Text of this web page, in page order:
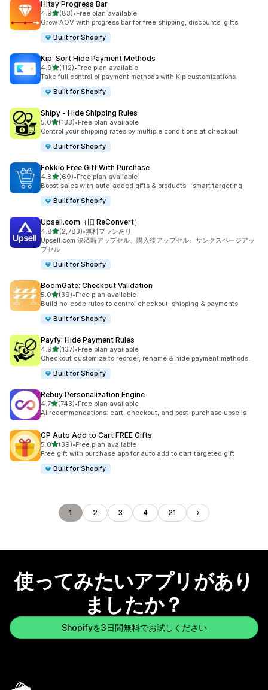
Hitsy Progress Bar
4.95つ星中
(83)
合計レビュー数：83件
•Free plan available
Grow AOV with progress bar for free shipping, discounts, gifts
Built for Shopify
Kip: Sort Hide Payment Methods
4.95つ星中
(112)
合計レビュー数：112件
•Free plan available
Take full control of payment methods with Kip customizations.
Built for Shopify
Shipy ‑ Hide Shipping Rules
5.05つ星中
(133)
合計レビュー数：133件
•Free plan available
Control your shipping rates by multiple conditions at checkout
Built for Shopify
Fokkio Free Gift With Purchase
4.85つ星中
(69)
合計レビュー数：69件
•Free plan available
Boost sales with auto-added gifts & products - smart targeting
Built for Shopify
Upsell.com（旧 ReConvert）
4.85つ星中
(2,783)
合計レビュー数：2783件
•無料プランあり
Upsell.com 決済時アップセル、購入後アップセル、サンクスページアッ
プセル
Built for Shopify
BoomGate: Checkout Validation
5.05つ星中
(39)
合計レビュー数：39件
•Free plan available
Build no-code rules to control checkout, shipping & payments
Built for Shopify
Payfy: Hide Payment Rules
4.95つ星中
(137)
合計レビュー数：137件
•Free plan available
Checkout customize to reorder, rename & hide payment methods.
Built for Shopify
Rebuy Personalization Engine
4.75つ星中
(743)
合計レビュー数：743件
•Free plan available
AI recommendations: cart, checkout, and post-purchase upsells
GP Auto Add to Cart FREE Gifts
5.05つ星中
(39)
合計レビュー数：39件
•Free plan available
Free gift with purchase app for auto add to cart targeted gift
Built for Shopify
1 2 3 4 21
使ってみたいアプリがあり
ましたか？
Shopifyを3日間無料でお試しください